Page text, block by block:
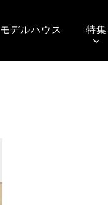
モデルハウス 特集